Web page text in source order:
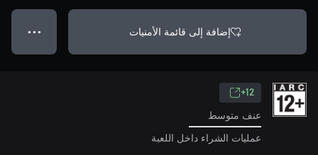
إضافة إلى قائمة الأمنيات ● ● ●
12+
عنف متوسط
عمليات الشراء داخل اللعبة